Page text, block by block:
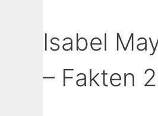
Isabel
– Fakten